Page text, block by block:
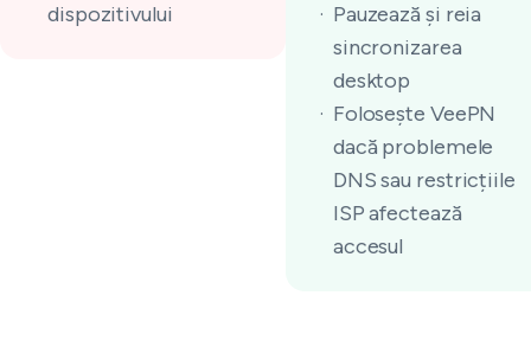
dispozitivului
Pauzează și reia
sincronizarea
desktop
Folosește VeePN
dacă problemele
DNS sau restricțiile
ISP afectează
accesul